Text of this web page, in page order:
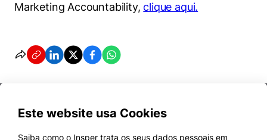
Marketing Accountability, clique aqui.
Este website usa Cookies
Saiba como o Insper trata os seus dados pessoais em